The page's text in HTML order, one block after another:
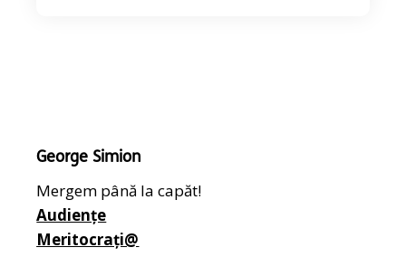
George Simion
Mergem până la capăt!
Audiențe
Meritocrați@